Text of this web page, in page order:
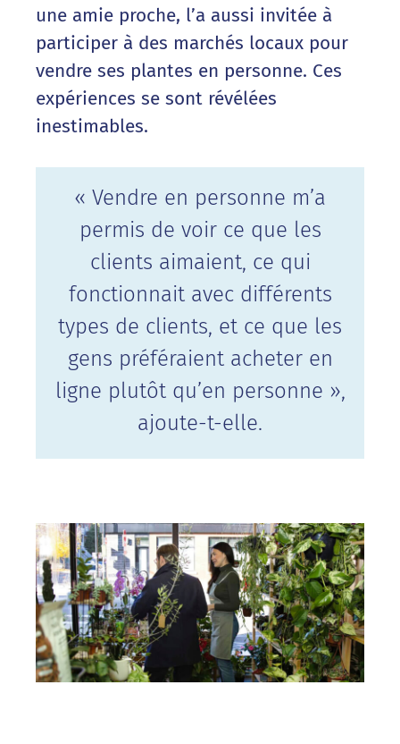
une amie proche, l’a aussi invitée à
participer à des marchés locaux pour
vendre ses plantes en personne. Ces
expériences se sont révélées
inestimables.
« Vendre en personne m’a
permis de voir ce que les
clients aimaient, ce qui
fonctionnait avec différents
types de clients, et ce que les
gens préféraient acheter en
ligne plutôt qu’en personne »,
ajoute-t-elle.